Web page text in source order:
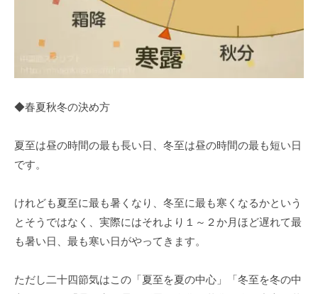
◆春夏秋冬の決め方
夏至は昼の時間の最も長い日、冬至は昼の時間の最も短い日
です。
けれども夏至に最も暑くなり、冬至に最も寒くなるかという
とそうではなく、実際にはそれより１～２か月ほど遅れて最
も暑い日、最も寒い日がやってきます。
ただし二十四節気はこの「夏至を夏の中心」「冬至を冬の中